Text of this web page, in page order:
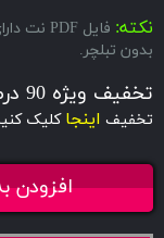
نکته:
بدون تبلچر.
تخفیف ویژه 90 درصدی:
تخفیف اینجا کلیک
افزودن